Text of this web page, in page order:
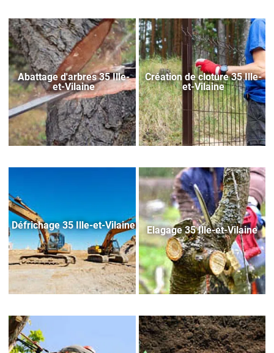
Abattage d'arbres 35 Ille-
et-Vilaine
Création de cloture 35 Ille-
et-Vilaine
Défrichage 35 Ille-et-Vilaine Elagage 35 Ille-et-Vilaine